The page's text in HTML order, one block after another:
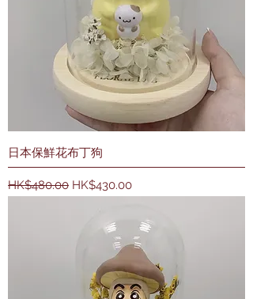
日本保鮮花布丁狗
一般價格
HK$480.00 促銷價格
HK$430.00